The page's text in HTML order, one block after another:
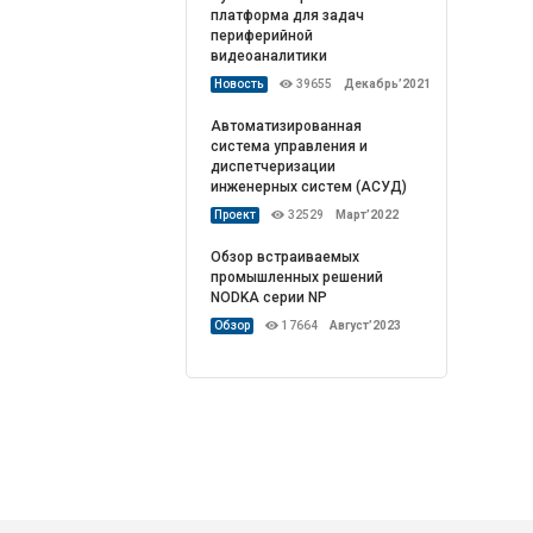
платформа для задач
периферийной
видеоаналитики
Новость 39655 Декабрь’2021
Автоматизированная
система управления и
диспетчеризации
инженерных систем (АСУД)
Проект 32529 Март’2022
Обзор встраиваемых
промышленных решений
NODKA серии NP
Обзор 17664 Август’2023